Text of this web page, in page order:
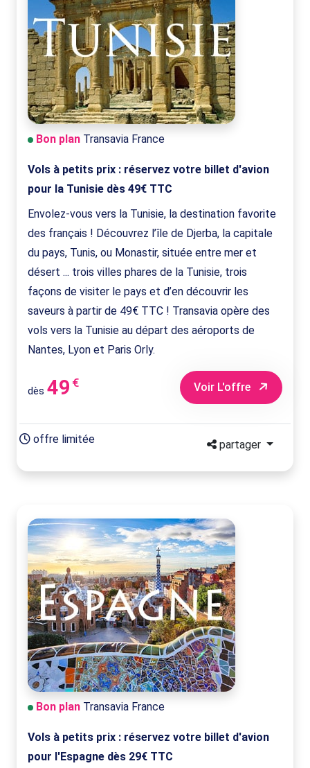
Bon plan Transavia France
Vols à petits prix : réservez votre billet d'avion
pour la Tunisie dès 49€ TTC
Envolez-vous vers la Tunisie, la destination favorite
des français ! Découvrez l’île de Djerba, la capitale
du pays, Tunis, ou Monastir, située entre mer et
désert ... trois villes phares de la Tunisie, trois
façons de visiter le pays et d’en découvrir les
saveurs à partir de 49€ TTC ! Transavia opère des
vols vers la Tunisie au départ des aéroports de
Nantes, Lyon et Paris Orly.
dès 49 € Voir L'offre
offre limitée partager
Bon plan Transavia France
Vols à petits prix : réservez votre billet d'avion
pour l'Espagne dès 29€ TTC